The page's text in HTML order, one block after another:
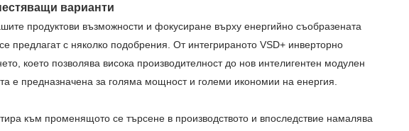
варианти
продуктови възможности и фокусиране върху енергийно съобразената
предлагат с няколко подобрения. От интегрираното VSD+ инверторно
което позволява висока производителност до нов интелигентен модулен
е предназначена за голяма мощност и големи икономии на енергия.
към променящото се търсене в производството и впоследствие намалява